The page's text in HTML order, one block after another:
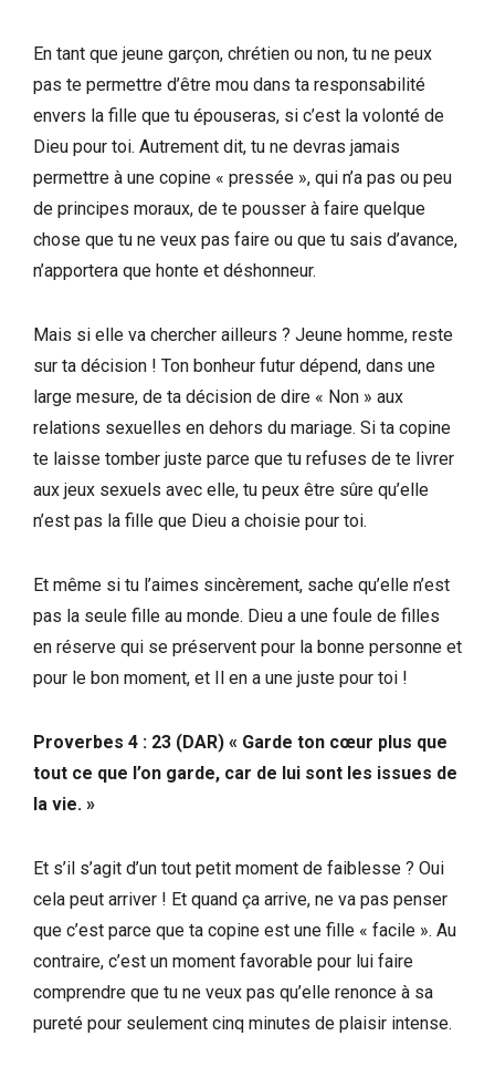
En tant que jeune garçon, chrétien ou non, tu ne peux
pas te permettre d’être mou dans ta responsabilité
envers la fille que tu épouseras, si c’est la volonté de
Dieu pour toi. Autrement dit, tu ne devras jamais
permettre à une copine « pressée », qui n’a pas ou peu
de principes moraux, de te pousser à faire quelque
chose que tu ne veux pas faire ou que tu sais d’avance,
n’apportera que honte et déshonneur.
Mais si elle va chercher ailleurs ? Jeune homme, reste
sur ta décision ! Ton bonheur futur dépend, dans une
large mesure, de ta décision de dire « Non » aux
relations sexuelles en dehors du mariage. Si ta copine
te laisse tomber juste parce que tu refuses de te livrer
aux jeux sexuels avec elle, tu peux être sûre qu’elle
n’est pas la fille que Dieu a choisie pour toi.
Et même si tu l’aimes sincèrement, sache qu’elle n’est
pas la seule fille au monde. Dieu a une foule de filles
en réserve qui se préservent pour la bonne personne et
pour le bon moment, et Il en a une juste pour toi !
Proverbes 4 : 23 (DAR) « Garde ton cœur plus que
tout ce que l’on garde, car de lui sont les issues de
la vie. »
Et s’il s’agit d’un tout petit moment de faiblesse ? Oui
cela peut arriver ! Et quand ça arrive, ne va pas penser
que c’est parce que ta copine est une fille « facile ». Au
contraire, c’est un moment favorable pour lui faire
comprendre que tu ne veux pas qu’elle renonce à sa
pureté pour seulement cinq minutes de plaisir intense.